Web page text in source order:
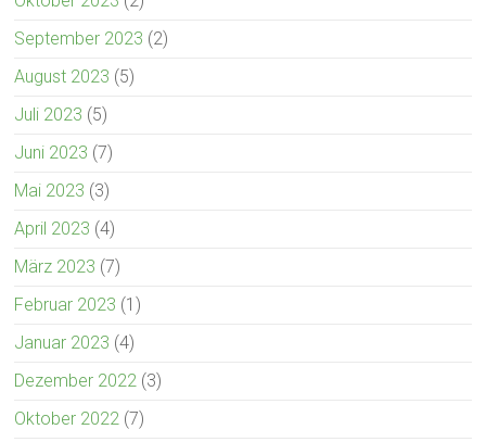
September 2023 (2)
August 2023 (5)
Juli 2023 (5)
Juni 2023 (7)
Mai 2023 (3)
April 2023 (4)
März 2023 (7)
Februar 2023 (1)
Januar 2023 (4)
Dezember 2022 (3)
Oktober 2022 (7)